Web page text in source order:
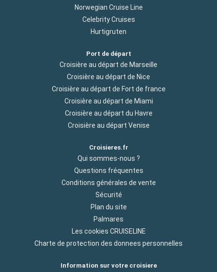
Norwegian Cruise Line
Celebrity Cruises
Hurtigruten
Port de départ
Croisière au départ de Marseille
Croisière au départ de Nice
Croisière au départ de Fort de france
Croisière au départ de Miami
Croisière au départ du Havre
Croisière au départ Venise
Croisieres.fr
Qui sommes-nous ?
Questions fréquentes
Conditions générales de vente
Sécurité
Plan du site
Palmares
Les cookies CRUISELINE
Charte de protection des donnees personnelles
Information sur votre croisiere